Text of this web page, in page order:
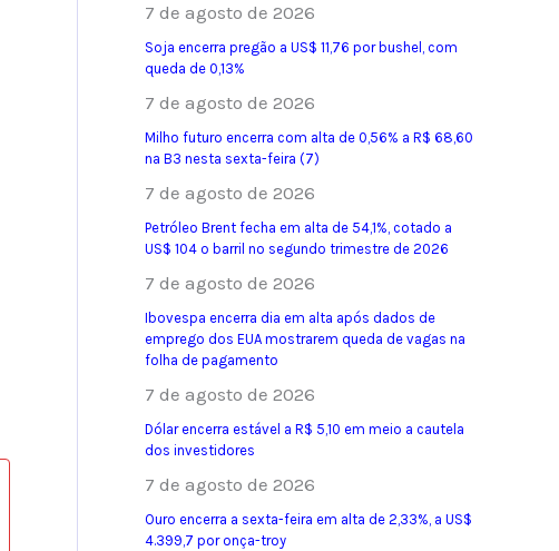
7 de agosto de 2026
Soja encerra pregão a US$ 11,76 por bushel, com
queda de 0,13%
7 de agosto de 2026
Milho futuro encerra com alta de 0,56% a R$ 68,60
na B3 nesta sexta-feira (7)
7 de agosto de 2026
Petróleo Brent fecha em alta de 54,1%, cotado a
US$ 104 o barril no segundo trimestre de 2026
7 de agosto de 2026
Ibovespa encerra dia em alta após dados de
emprego dos EUA mostrarem queda de vagas na
folha de pagamento
7 de agosto de 2026
Dólar encerra estável a R$ 5,10 em meio a cautela
dos investidores
7 de agosto de 2026
Ouro encerra a sexta-feira em alta de 2,33%, a US$
4.399,7 por onça-troy